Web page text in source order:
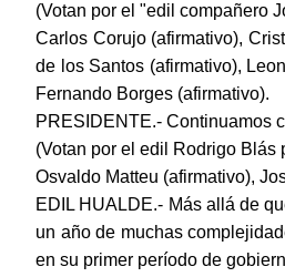
(Votan por el "edil compañero
Carlos Corujo (afirmativo),
de los Santos (afirmativo),
Fernando Borges (afirmativo).
PRESIDENTE.- Continuamos
(Votan por el edil Rodrigo
Osvaldo Matteu (afirmativo),
EDIL HUALDE.- Más allá de
un año de muchas
en su primer período de